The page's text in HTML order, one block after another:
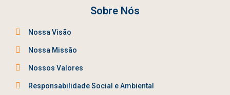
Sobre Nós
Nossa Visão
Nossa Missão
Nossos Valores
Responsabilidade Social e Ambiental